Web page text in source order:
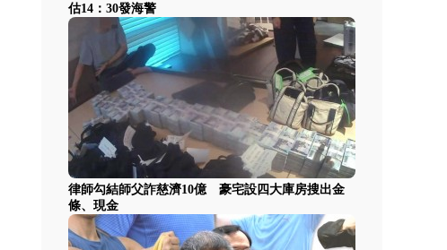
估14：30發海警
律師勾結師父詐慈濟10億 豪宅設四大庫房搜出金
條、現金